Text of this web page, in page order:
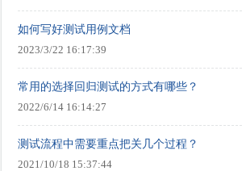
如何写好测试用例文档
2023/3/22 16:17:39
常用的选择回归测试的方式有哪些？
2022/6/14 16:14:27
测试流程中需要重点把关几个过程？
2021/10/18 15:37:44